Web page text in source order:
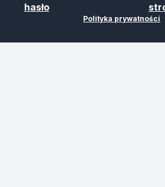
hasło
Polityka prywatności